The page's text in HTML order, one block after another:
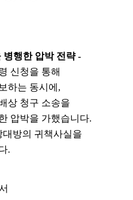
행한 압박 전략-
신청을 통해
하는 동시에,
상 청구 소송을
압박을 가했습니다.
방의 귀책사실을
.